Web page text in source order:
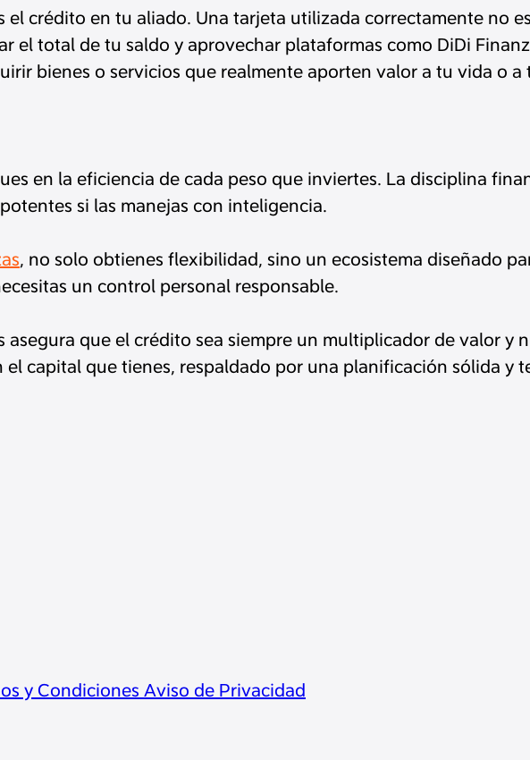
crédito en tu aliado. Una tarjeta utilizada correctamente no
el total de tu saldo y aprovechar plataformas como DiDi
bienes o servicios que realmente aporten valor a tu vida o a
en la eficiencia de cada peso que inviertes. La disciplina
si las manejas con inteligencia.
, no solo obtienes flexibilidad, sino un ecosistema diseñado
un control personal responsable.
asegura que el crédito sea siempre un multiplicador de valor y
capital que tienes, respaldado por una planificación sólida y
y Condiciones Aviso de Privacidad